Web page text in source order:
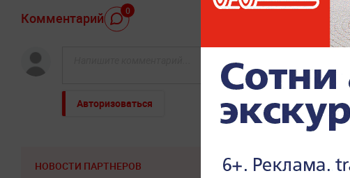
Комментарий 0
Авторизоваться
НОВОСТИ ПАРТНЕРОВ